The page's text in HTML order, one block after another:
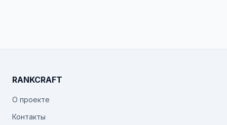
RANKCRAFT
О проекте
Контакты